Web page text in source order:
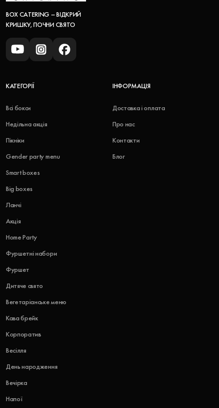
BOX CATERING – ВІДКРИЙ
КРИШКУ, ПОЧНИ СВЯТО
КАТЕГОРІЇ
Всі бокси
Недільна акція
Пікніки
Gender party menu
Smart boxes
Big boxes
Ланчі
Акція
Home Party
Фуршетні набори
Фуршет
Дитяче свято
Вегетаріанське меню
Кава брейк
Корпоратив
Весілля
День народження
Вечірка
Напої
ІНФОРМАЦІЯ
Доставка і оплата
Про нас
Контакти
Блог